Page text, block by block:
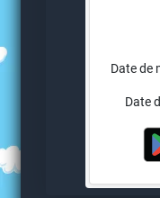
Date de
Date